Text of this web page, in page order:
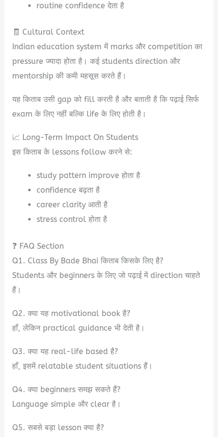
routine confidence देता है
🧾 Cultural Context
Indian education system में marks और competition का
pressure ज्यादा होता है। कई students direction और
mentorship की कमी महसूस करते हैं।
यह किताब उसी gap को fill करती है और बताती है कि पढ़ाई सिर्फ
exam के लिए नहीं बल्कि life के लिए होती है।
📈 Long-Term Impact On Students
इस किताब के lessons follow करने से:
study pattern improve होता है
confidence बढ़ता है
career clarity आती है
stress control होता है
❓ FAQ Section
Q1. Class By Bade Bhai किताब किसके लिए है?
Students और beginners के लिए जो पढ़ाई में direction चाहते
हैं।
Q2. क्या यह motivational book है?
हाँ, लेकिन practical guidance भी देती है।
Q3. क्या यह real-life based है?
हाँ, इसमें relatable student situations हैं।
Q4. क्या beginners समझ सकते हैं?
Language simple और clear है।
Q5. सबसे बड़ा lesson क्या है?